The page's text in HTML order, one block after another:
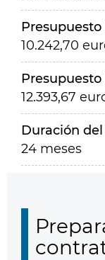
10.242,70
12.393,67
Duración
24 meses